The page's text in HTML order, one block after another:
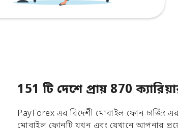
151 টি দেশে প্রায় 870
PayForex এর বিদেশী মোবাইল ফোন চার্জিং